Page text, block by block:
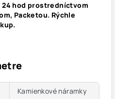
hod prostredníctvom
Packetou. Rýchle
Kamienkové náramky